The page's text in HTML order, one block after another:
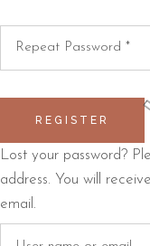
REGISTER
Lost your password?
address. You will
email.